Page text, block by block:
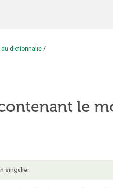
dictionnaire /
le
singulier